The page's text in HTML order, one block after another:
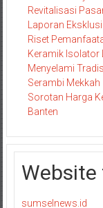
Revitalisasi
Laporan
Riset
Keramik Isolator
Menyelami
Serambi Mekkah
Sorotan Harga
Banten
sumselnews.id